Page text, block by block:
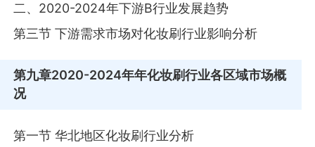
二、2020-2024年下游B行业发展趋势
第三节 下游需求市场对化妆刷行业影响分析
第九章2020-2024年年化妆刷行业各区域市场概
况
第一节 华北地区化妆刷行业分析